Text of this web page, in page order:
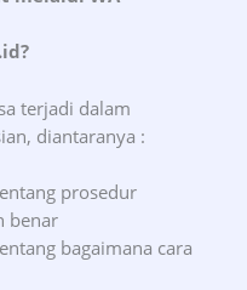
terjadi dalam
diantaranya :
prosedur
benar
bagaimana cara